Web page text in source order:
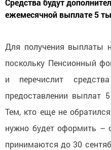
ежемесячной выплате 5
Для получения выплаты
поскольку Пенсионный
и перечислит
предоставлении выплат
Тем, кто еще не
нужно будет оформить –
принимаются до 30